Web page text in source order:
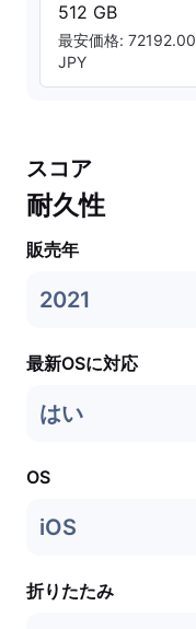
512 GB
最安価格: 72192.00
JPY
スコア
耐久性
販売年
2021
最新OSに対応
はい
OS
iOS
折りたたみ